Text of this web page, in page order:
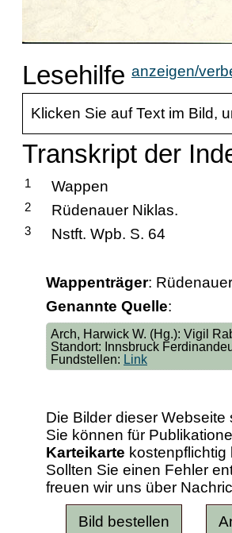
Lesehilfe anzeigen/
Klicken Sie auf Text im Bild,
Transkript der
1 Wappen
2 Rüdenauer Niklas.
3 Nstft. Wpb. S. 64
Wappenträger:
Genannte Quelle:
Arch, Harwick W. (Hg.): Vigil
Standort: Innsbruck
Fundstellen: Link
Die Bilder dieser
Sie können für
Karteikarte
Sollten Sie einen Fehler
freuen wir uns über